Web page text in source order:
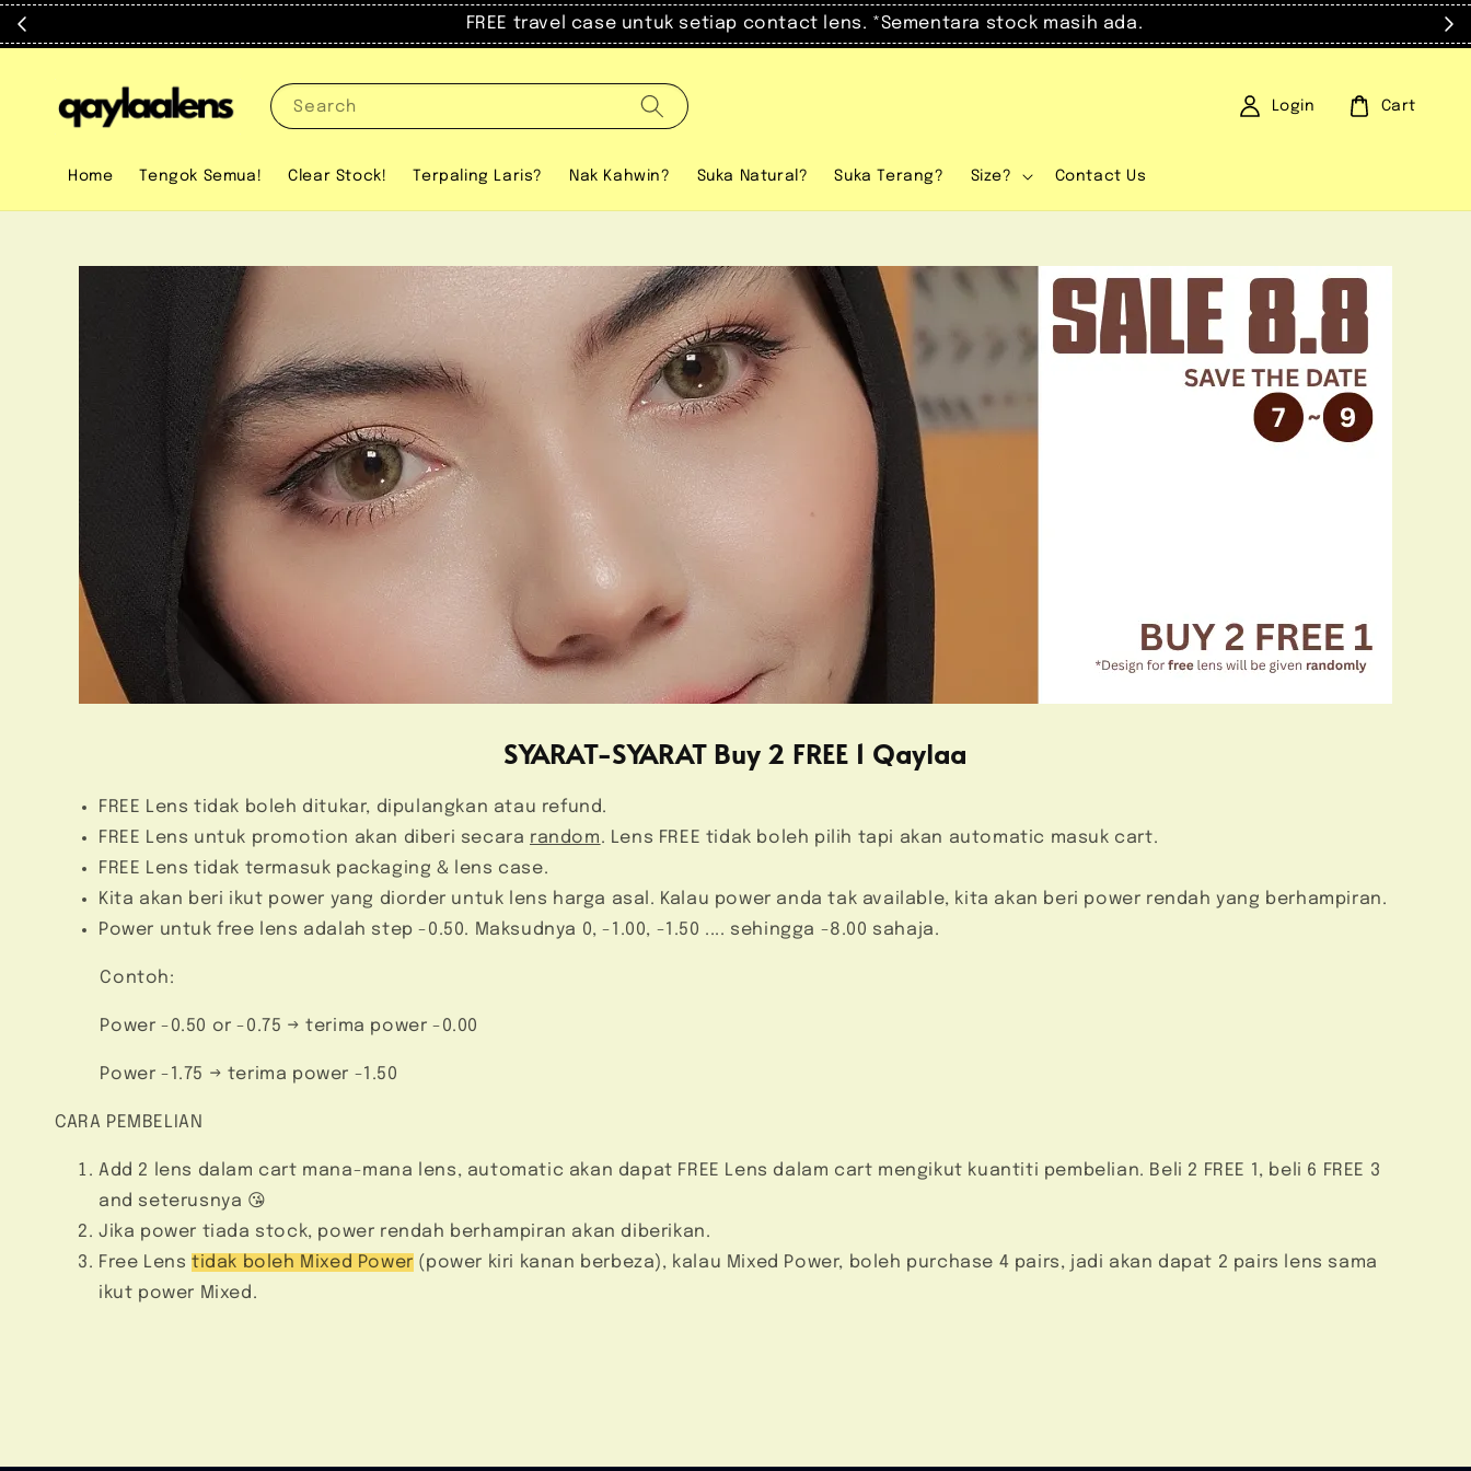
FREE travel case untuk setiap contact lens. *Sementara stock masih ada.
Search
Home Tengok Semua! Clear Stock! Terpaling Laris? Nak Kahwin? Suka Natural? Suka Terang? Size? Contact Us
Login Cart
SYARAT-SYARAT Buy 2 FREE 1 Qaylaa
FREE Lens tidak boleh ditukar, dipulangkan atau refund.
FREE Lens untuk promotion akan diberi secara random. Lens FREE tidak boleh pilih tapi akan automatic masuk cart.
FREE Lens tidak termasuk packaging & lens case.
Kita akan beri ikut power yang diorder untuk lens harga asal. Kalau power anda tak available, kita akan beri power rendah yang berhampiran.
Power untuk free lens adalah step -0.50. Maksudnya 0, -1.00, -1.50 .... sehingga -8.00 sahaja.
Contoh:
Power -0.50 or -0.75 → terima power -0.00
Power -1.75 → terima power -1.50
CARA PEMBELIAN
Add 2 lens dalam cart mana-mana lens, automatic akan dapat FREE Lens dalam cart mengikut kuantiti pembelian. Beli 2 FREE 1, beli 6 FREE 3
and seterusnya 😘
Jika power tiada stock, power rendah berhampiran akan diberikan.
Free Lens tidak boleh Mixed Power (power kiri kanan berbeza), kalau Mixed Power, boleh purchase 4 pairs, jadi akan dapat 2 pairs lens sama
ikut power Mixed.